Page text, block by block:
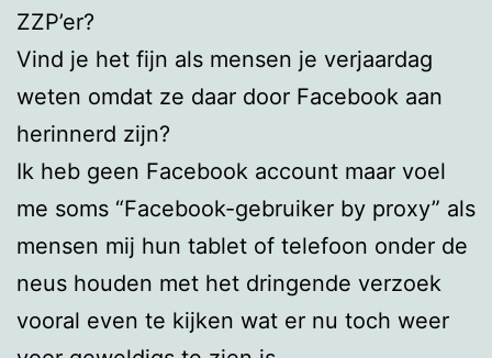
ZZP’er?
Vind je het fijn als mensen je verjaardag
weten omdat ze daar door Facebook aan
herinnerd zijn?
Ik heb geen Facebook account maar voel
me soms “Facebook-gebruiker by proxy” als
mensen mij hun tablet of telefoon onder de
neus houden met het dringende verzoek
vooral even te kijken wat er nu toch weer